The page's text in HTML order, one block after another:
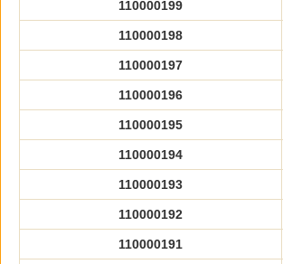
110000199
110000198
110000197
110000196
110000195
110000194
110000193
110000192
110000191